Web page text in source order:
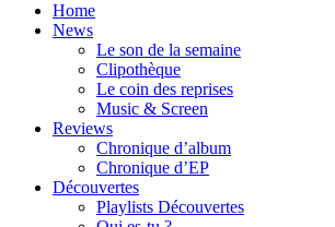
Home
News
Le son de la semaine
Clipothèque
Le coin des reprises
Music & Screen
Reviews
Chronique d’album
Chronique d’EP
Découvertes
Playlists Découvertes